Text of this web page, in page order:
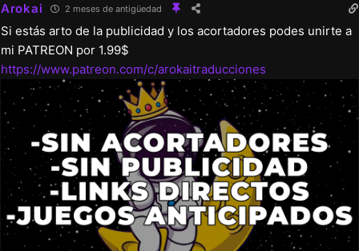
Escena rehecha de la felación anal de
Mikasa.
Escena rehecha de la felación vaginal de
Ymir.
Arokai 2 meses de antigüedad
Si estás arto de la publicidad y los acortadores podes unirte a
mi PATREON por 1.99$
https://www.patreon.com/c/arokaitraducciones